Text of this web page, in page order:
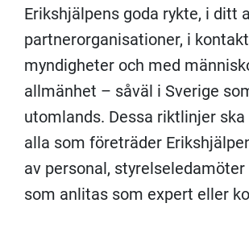
Erikshjälpens goda rykte, i ditt
partnerorganisationer, i
myndigheter och med
allmänhet – såväl i Sverige
utomlands. Dessa riktlinjer
alla som företräder
av personal, styrelseledamöter
som anlitas som expert eller